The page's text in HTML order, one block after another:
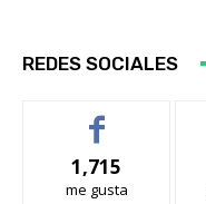
REDES SOCIALES
1,715
me gusta